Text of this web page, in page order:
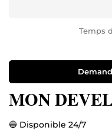
Temps
MON
🔵 Disponible 24/7